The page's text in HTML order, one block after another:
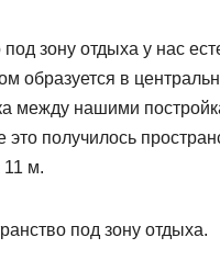
под зону отдыха у нас
образуется в
между нашими
это получилось
11 м.
под зону отдыха.